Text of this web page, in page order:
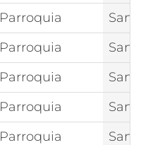
Parroquia
San
Parroquia
San
Parroquia
San
Parroquia
San
Parroquia
San